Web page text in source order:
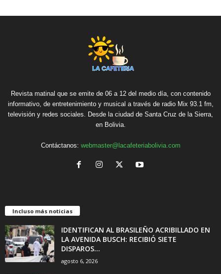
Revista matinal que se emite de 06 a 12 del medio día, con contenido
informativo, de entretenimiento y musical a través de radio Mix 93.1 fm,
televisión y redes sociales. Desde la ciudad de Santa Cruz de la Sierra,
en Bolivia.
Contáctanos: webmaster@lacafeteriabolivia.com
Incluso más noticias
IDENTIFICAN AL BRASILEÑO ACRIBILLADO EN
LA AVENIDA BUSCH: RECIBIÓ SIETE
DISPAROS...
agosto 6, 2026